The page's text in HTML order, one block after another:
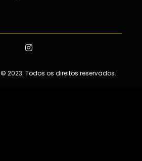
© 2023. Todos os direitos reservados.